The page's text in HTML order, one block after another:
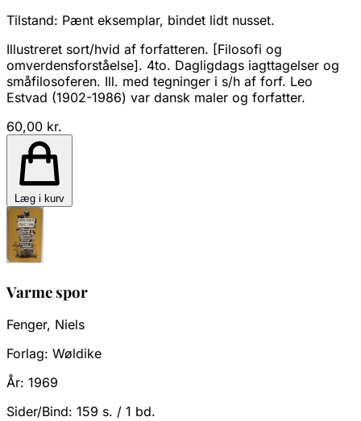
Tilstand: Pænt eksemplar, bindet lidt nusset.
Illustreret sort/hvid af forfatteren. [Filosofi og
omverdensforståelse]. 4to. Dagligdags iagttagelser og
småfilosoferen. Ill. med tegninger i s/h af forf. Leo
Estvad (1902-1986) var dansk maler og forfatter.
60,00 kr.
Læg i kurv
Varme spor
Fenger, Niels
Forlag: Wøldike
År: 1969
Sider/Bind: 159 s. / 1 bd.